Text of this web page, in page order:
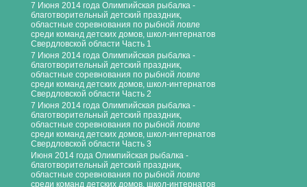
7 Июня 2014 года Олимпийская рыбалка -
благотворительный детский праздник,
областные соревнования по рыбной ловле
среди команд детских домов, школ-интернатов
Свердловской области Часть 1
7 Июня 2014 года Олимпийская рыбалка -
благотворительный детский праздник,
областные соревнования по рыбной ловле
среди команд детских домов, школ-интернатов
Свердловской области Часть 2
7 Июня 2014 года Олимпийская рыбалка -
благотворительный детский праздник,
областные соревнования по рыбной ловле
среди команд детских домов, школ-интернатов
Свердловской области Часть 3
Июня 2014 года Олимпийская рыбалка -
благотворительный детский праздник,
областные соревнования по рыбной ловле
среди команд детских домов, школ-интернатов